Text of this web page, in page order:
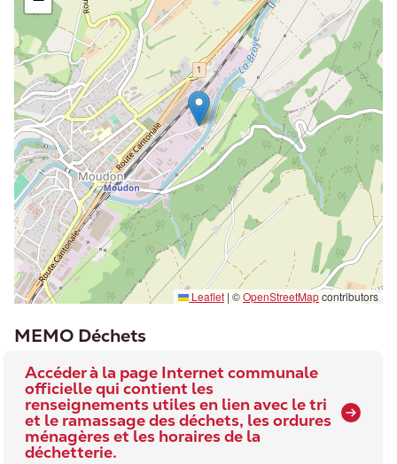
Leaflet | ©OpenStreetMapcontributors
MEMO Déchets
Accéder à la page Internet communale
officielle qui contient les
renseignements utiles en lien avec le tri
et le ramassage des déchets, les ordures
ménagères et les horaires de la
déchetterie.